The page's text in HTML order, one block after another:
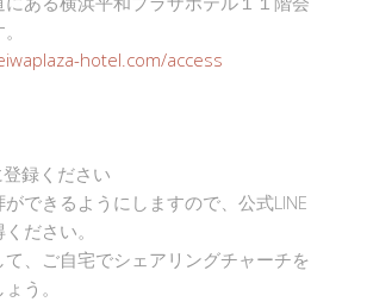
hotel.com/access
登録ください
できるようにしますので、公式LINE
ださい。
、ご自宅でシェアリングチャーチを
う。